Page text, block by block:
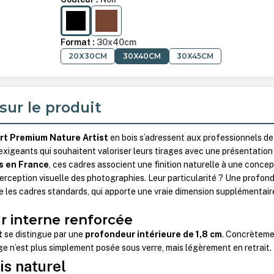
Format : 30x40cm
20X30CM 30X40CM 30X45CM
le produit
Premium Nature Artist en bois s’adressent aux professionnels de
qui souhaitent valoriser leurs tirages avec une présentation
en France, ces cadres associent une finition naturelle à une
visuelle des photographies. Leur particularité ? Une
cadres standards, qui apporte une vraie dimension
interne renforcée
se distingue par une profondeur intérieure de 1,8 cm.
n’est plus simplement posée sous verre, mais légèrement en retrait.
naturel